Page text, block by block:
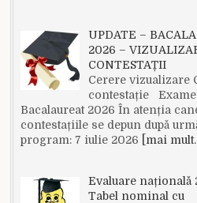
UPDATE –
2026 –
CONTESTAȚII
Cerere vizualizare
contestație
Bacalaureat 2026 În atenția
contestațiile se depun după
program: 7 iulie 2026
[mai
Evaluare națională
Tabel nominal cu